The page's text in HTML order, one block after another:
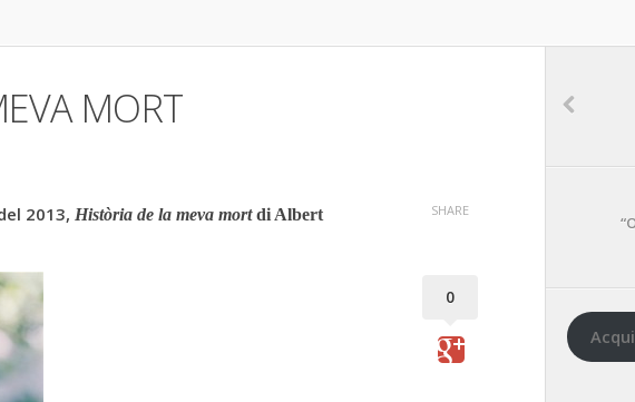
MORT
2013, Història de la meva mort di Albert
SHARE
0